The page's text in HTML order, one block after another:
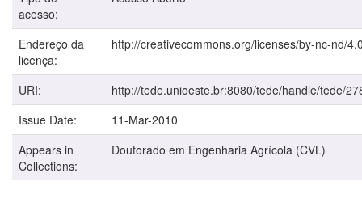
acesso:
Endereço da
licença:
http://creativecommons.org/licenses/by-nc-nd/
URI:
http://tede.unioeste.br:8080/tede/handle/tede/
Issue Date:
11-Mar-2010
Appears in
Collections:
Doutorado em Engenharia Agrícola (CVL)